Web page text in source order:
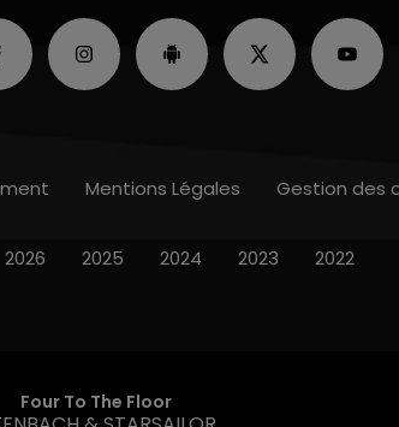
Four To The Floor
Mentions Légales Gestion des
2026 2025 2024 2023 2022